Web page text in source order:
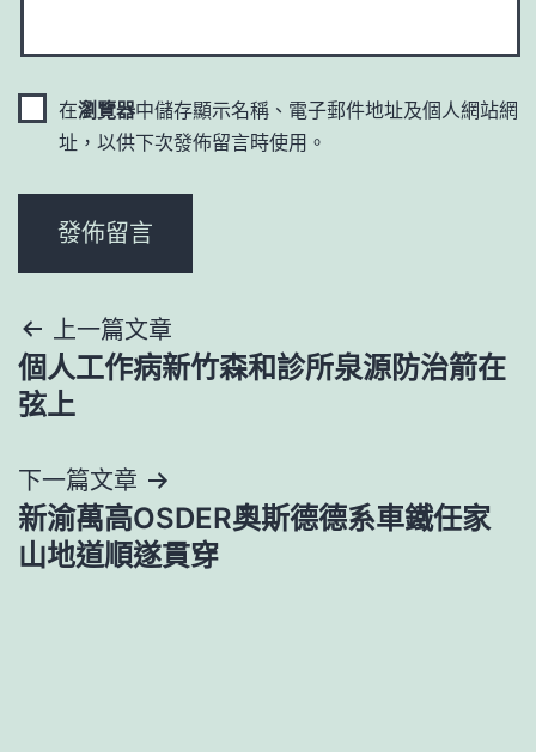
在瀏覽器中儲存顯示名稱、電子郵件地址及個人網站網
址，以供下次發佈留言時使用。
文
章
覽
上一篇文章
個人工作病新竹森和診所泉源防治箭在
弦上
下一篇文章
新渝萬高OSDER奧斯德德系車鐵任家
山地道順遂貫穿